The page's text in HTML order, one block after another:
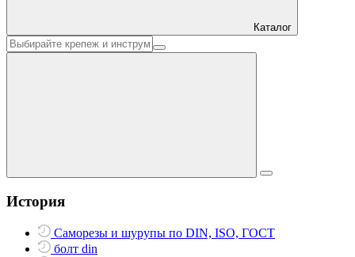
Каталог
История
Саморезы и шурупы по DIN, ISO, ГОСТ
болт din